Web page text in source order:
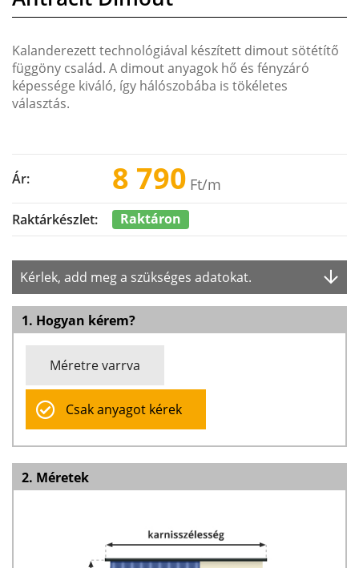
Kalanderezett technológiával készített dimout sötétítő
függöny család. A dimout anyagok hő és fényzáró
képessége kiváló, így hálószobába is tökéletes
választás.
Ár: 8 790 Ft/m
Raktárkészlet: Raktáron
Kérlek, add meg a szükséges adatokat.
1. Hogyan kérem?
Méretre varrva
Csak anyagot kérek
2. Méretek